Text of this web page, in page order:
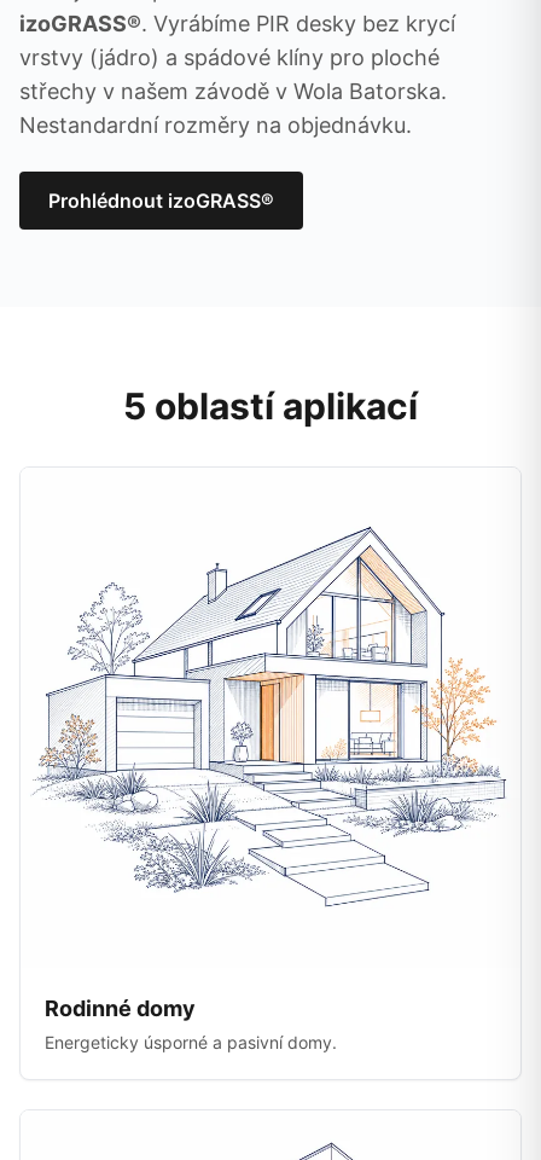
izoGRASS®. Vyrábíme PIR desky bez krycí
vrstvy (jádro) a spádové klíny pro ploché
střechy v našem závodě v Wola Batorska.
Nestandardní rozměry na objednávku.
Prohlédnout izoGRASS®
5 oblastí aplikací
Rodinné domy
Energeticky úsporné a pasivní domy.